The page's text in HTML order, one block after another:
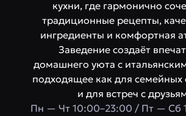
кухни, где гармонично
традиционные рецепты,
ингредиенты и комфортная
Заведение создаёт
домашнего уюта с
подходящее как для семейных
и для встреч с
Пн — Чт 10:00–23:00 / Пт — Сб